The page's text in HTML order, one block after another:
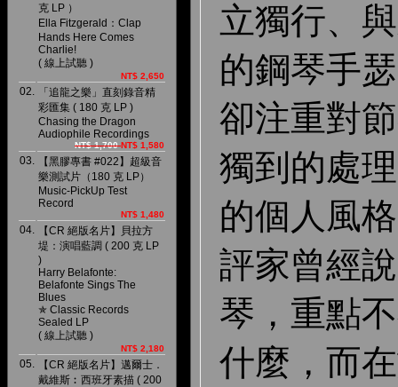
克 LP ）
Ella Fitzgerald：Clap
Hands Here Comes
Charlie!
( 線上試聽 )
NT$ 2,650
02.
「追龍之樂」直刻錄音精
彩匯集 ( 180 克 LP )
Chasing the Dragon
Audiophile Recordings
NT$ 1,700NT$ 1,580
03.
【黑膠專書 #022】超級音
樂測試片（180 克 LP）
Music-PickUp Test
Record
NT$ 1,480
04.
【CR 絕版名片】貝拉方
堤：演唱藍調 ( 200 克 LP
)
Harry Belafonte:
Belafonte Sings The
Blues
✯ Classic Records
Sealed LP
( 線上試聽 )
NT$ 2,180
05.
【CR 絕版名片】邁爾士．
戴維斯︰西班牙素描 ( 200
立獨行、
的鋼琴手
卻注重對
獨到的處
的個人風
評家曾經
琴，重點
什麼，而